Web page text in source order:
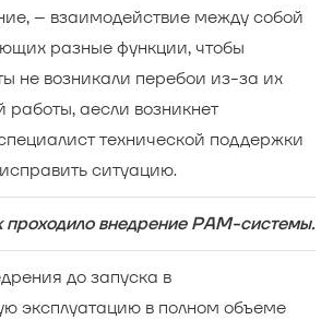
– взаимодействие между собой
разные функции, чтобы
не возникали перебои из-за их
работы, аесли возникнет
технической поддержки
ситуацию.
проходило внедрение РАМ-системы.
до запуска в
эксплуатацию в полном объеме